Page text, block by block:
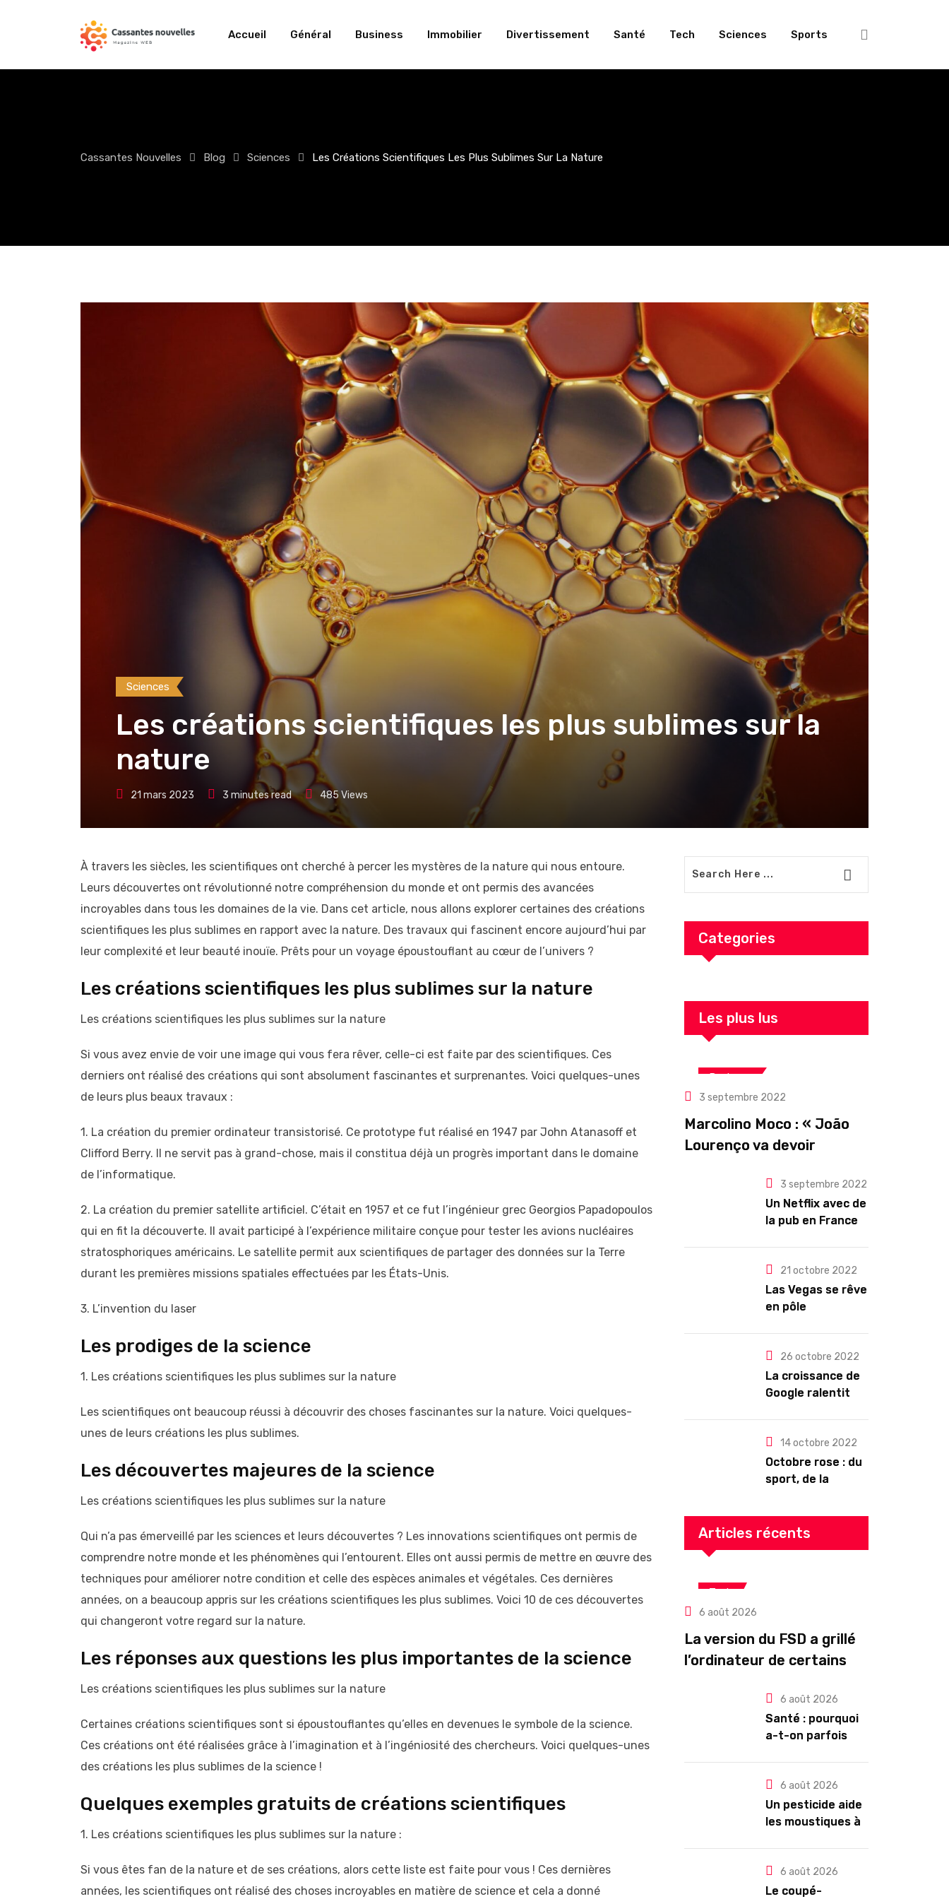
Accueil Général Business Immobilier Divertissement Santé Tech Sciences Sports
Cassantes Nouvelles Blog Sciences Les Créations Scientifiques Les Plus Sublimes Sur La Nature
Sciences
Les créations scientifiques les plus sublimes sur la
nature
21 mars 2023 3 minutes read 485Views
À travers les siècles, les scientifiques ont cherché à percer les mystères de la nature qui nous entoure.
Leurs découvertes ont révolutionné notre compréhension du monde et ont permis des avancées
incroyables dans tous les domaines de la vie. Dans cet article, nous allons explorer certaines des créations
scientifiques les plus sublimes en rapport avec la nature. Des travaux qui fascinent encore aujourd’hui par
leur complexité et leur beauté inouïe. Prêts pour un voyage époustouflant au cœur de l’univers ?
Les créations scientifiques les plus sublimes sur la nature
Les créations scientifiques les plus sublimes sur la nature
Si vous avez envie de voir une image qui vous fera rêver, celle-ci est faite par des scientifiques. Ces
derniers ont réalisé des créations qui sont absolument fascinantes et surprenantes. Voici quelques-unes
de leurs plus beaux travaux :
1. La création du premier ordinateur transistorisé. Ce prototype fut réalisé en 1947 par John Atanasoff et
Clifford Berry. Il ne servit pas à grand-chose, mais il constitua déjà un progrès important dans le domaine
de l’informatique.
2. La création du premier satellite artificiel. C’était en 1957 et ce fut l’ingénieur grec Georgios Papadopoulos
qui en fit la découverte. Il avait participé à l’expérience militaire conçue pour tester les avions nucléaires
stratosphoriques américains. Le satellite permit aux scientifiques de partager des données sur la Terre
durant les premières missions spatiales effectuées par les États-Unis.
3. L’invention du laser
Les prodiges de la science
1. Les créations scientifiques les plus sublimes sur la nature
Les scientifiques ont beaucoup réussi à découvrir des choses fascinantes sur la nature. Voici quelques-
unes de leurs créations les plus sublimes.
Les découvertes majeures de la science
Les créations scientifiques les plus sublimes sur la nature
Qui n’a pas émerveillé par les sciences et leurs découvertes ? Les innovations scientifiques ont permis de
comprendre notre monde et les phénomènes qui l’entourent. Elles ont aussi permis de mettre en œuvre des
techniques pour améliorer notre condition et celle des espèces animales et végétales. Ces dernières
années, on a beaucoup appris sur les créations scientifiques les plus sublimes. Voici 10 de ces découvertes
qui changeront votre regard sur la nature.
Les réponses aux questions les plus importantes de la science
Les créations scientifiques les plus sublimes sur la nature
Certaines créations scientifiques sont si époustouflantes qu’elles en devenues le symbole de la science.
Ces créations ont été réalisées grâce à l’imagination et à l’ingéniosité des chercheurs. Voici quelques-unes
des créations les plus sublimes de la science !
Quelques exemples gratuits de créations scientifiques
1. Les créations scientifiques les plus sublimes sur la nature :
Si vous êtes fan de la nature et de ses créations, alors cette liste est faite pour vous ! Ces dernières
années, les scientifiques ont réalisé des choses incroyables en matière de science et cela a donné
Categories
Les plus lus
Business
3 septembre 2022
Marcolino Moco : « João
Lourenço va devoir
illégitimité visible »3 septembre 2022
Un Netflix avec de
la pub en France
pour les abonnés
?
21 octobre 2022
Las Vegas se rêve
en pôle
26 octobre 2022
La croissance de
Google ralentit
14 octobre 2022
Octobre rose : du
sport, de la
gourmandise ! Un
programme riche
en Auvergne
Articles récents
Tech
6 août 2026
La version du FSD a grillé
l’ordinateur de certains
6 août 2026
Santé : pourquoi
a-t-on parfois
dormant ?
6 août 2026
Un pesticide aide
les moustiques à
6 août 2026
Le coupé-